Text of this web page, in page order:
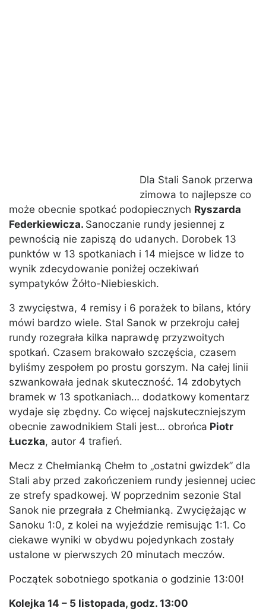
Dla Stali Sanok przerwa
zimowa to najlepsze co
może obecnie spotkać podopiecznych Ryszarda
Federkiewicza. Sanoczanie rundy jesiennej z
pewnością nie zapiszą do udanych. Dorobek 13
punktów w 13 spotkaniach i 14 miejsce w lidze to
wynik zdecydowanie poniżej oczekiwań
sympatyków Żółto-Niebieskich.
3 zwycięstwa, 4 remisy i 6 porażek to bilans, który
mówi bardzo wiele. Stal Sanok w przekroju całej
rundy rozegrała kilka naprawdę przyzwoitych
spotkań. Czasem brakowało szczęścia, czasem
byliśmy zespołem po prostu gorszym. Na całej linii
szwankowała jednak skuteczność. 14 zdobytych
bramek w 13 spotkaniach… dodatkowy komentarz
wydaje się zbędny. Co więcej najskuteczniejszym
obecnie zawodnikiem Stali jest… obrońca Piotr
Łuczka, autor 4 trafień.
Mecz z Chełmianką Chełm to „ostatni gwizdek” dla
Stali aby przed zakończeniem rundy jesiennej uciec
ze strefy spadkowej. W poprzednim sezonie Stal
Sanok nie przegrała z Chełmianką. Zwyciężając w
Sanoku 1:0, z kolei na wyjeździe remisując 1:1. Co
ciekawe wyniki w obydwu pojedynkach zostały
ustalone w pierwszych 20 minutach meczów.
Początek sobotniego spotkania o godzinie 13:00!
Kolejka 14 – 5 listopada, godz. 13:00